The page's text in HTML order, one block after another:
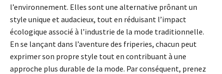
l’environnement. Elles sont une alternative prônant un
style unique et audacieux, tout en réduisant l’impact
écologique associé à l’industrie de la mode traditionnelle.
En se lançant dans l’aventure des friperies, chacun peut
exprimer son propre style tout en contribuant à une
approche plus durable de la mode. Par conséquent, prenez